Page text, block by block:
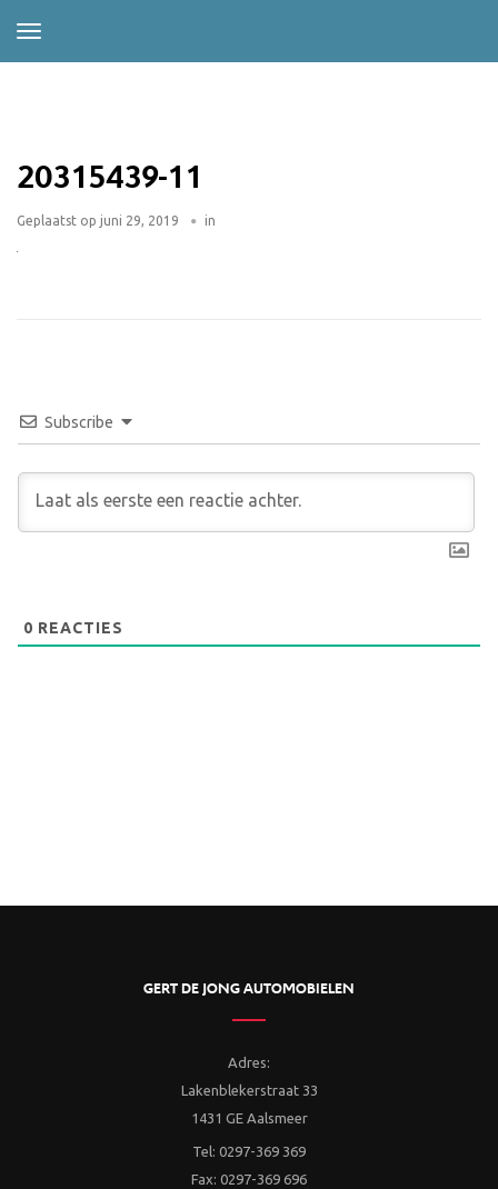
20315439-11
Geplaatst op juni 29, 2019 in
Subscribe
0 REACTIES
GERT DE JONG AUTOMOBIELEN
Adres:
Lakenblekerstraat 33
1431 GE Aalsmeer
Tel: 0297-369 369
Fax: 0297-369 696